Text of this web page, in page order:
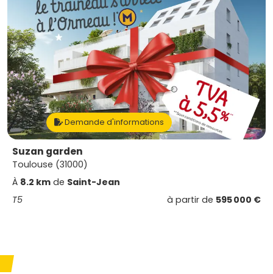
Demande d'informations
Suzan garden
Toulouse (31000)
À 8.2 km de Saint-Jean
T5
à partir de 595 000 €